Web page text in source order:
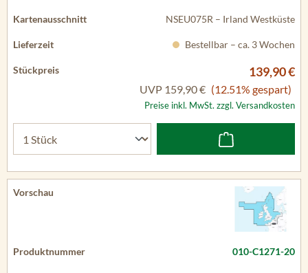
NSEU075R – Irland Westküste
Bestellbar – ca. 3 Wochen
139,90 €
UVP 159,90 € (12.51% gespart)
Preise inkl. MwSt. zzgl. Versandkosten
010-C1271-20